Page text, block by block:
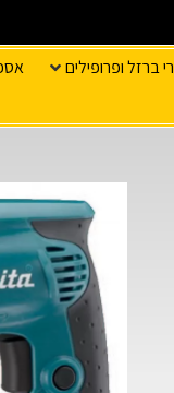
ברזל ופרופילים